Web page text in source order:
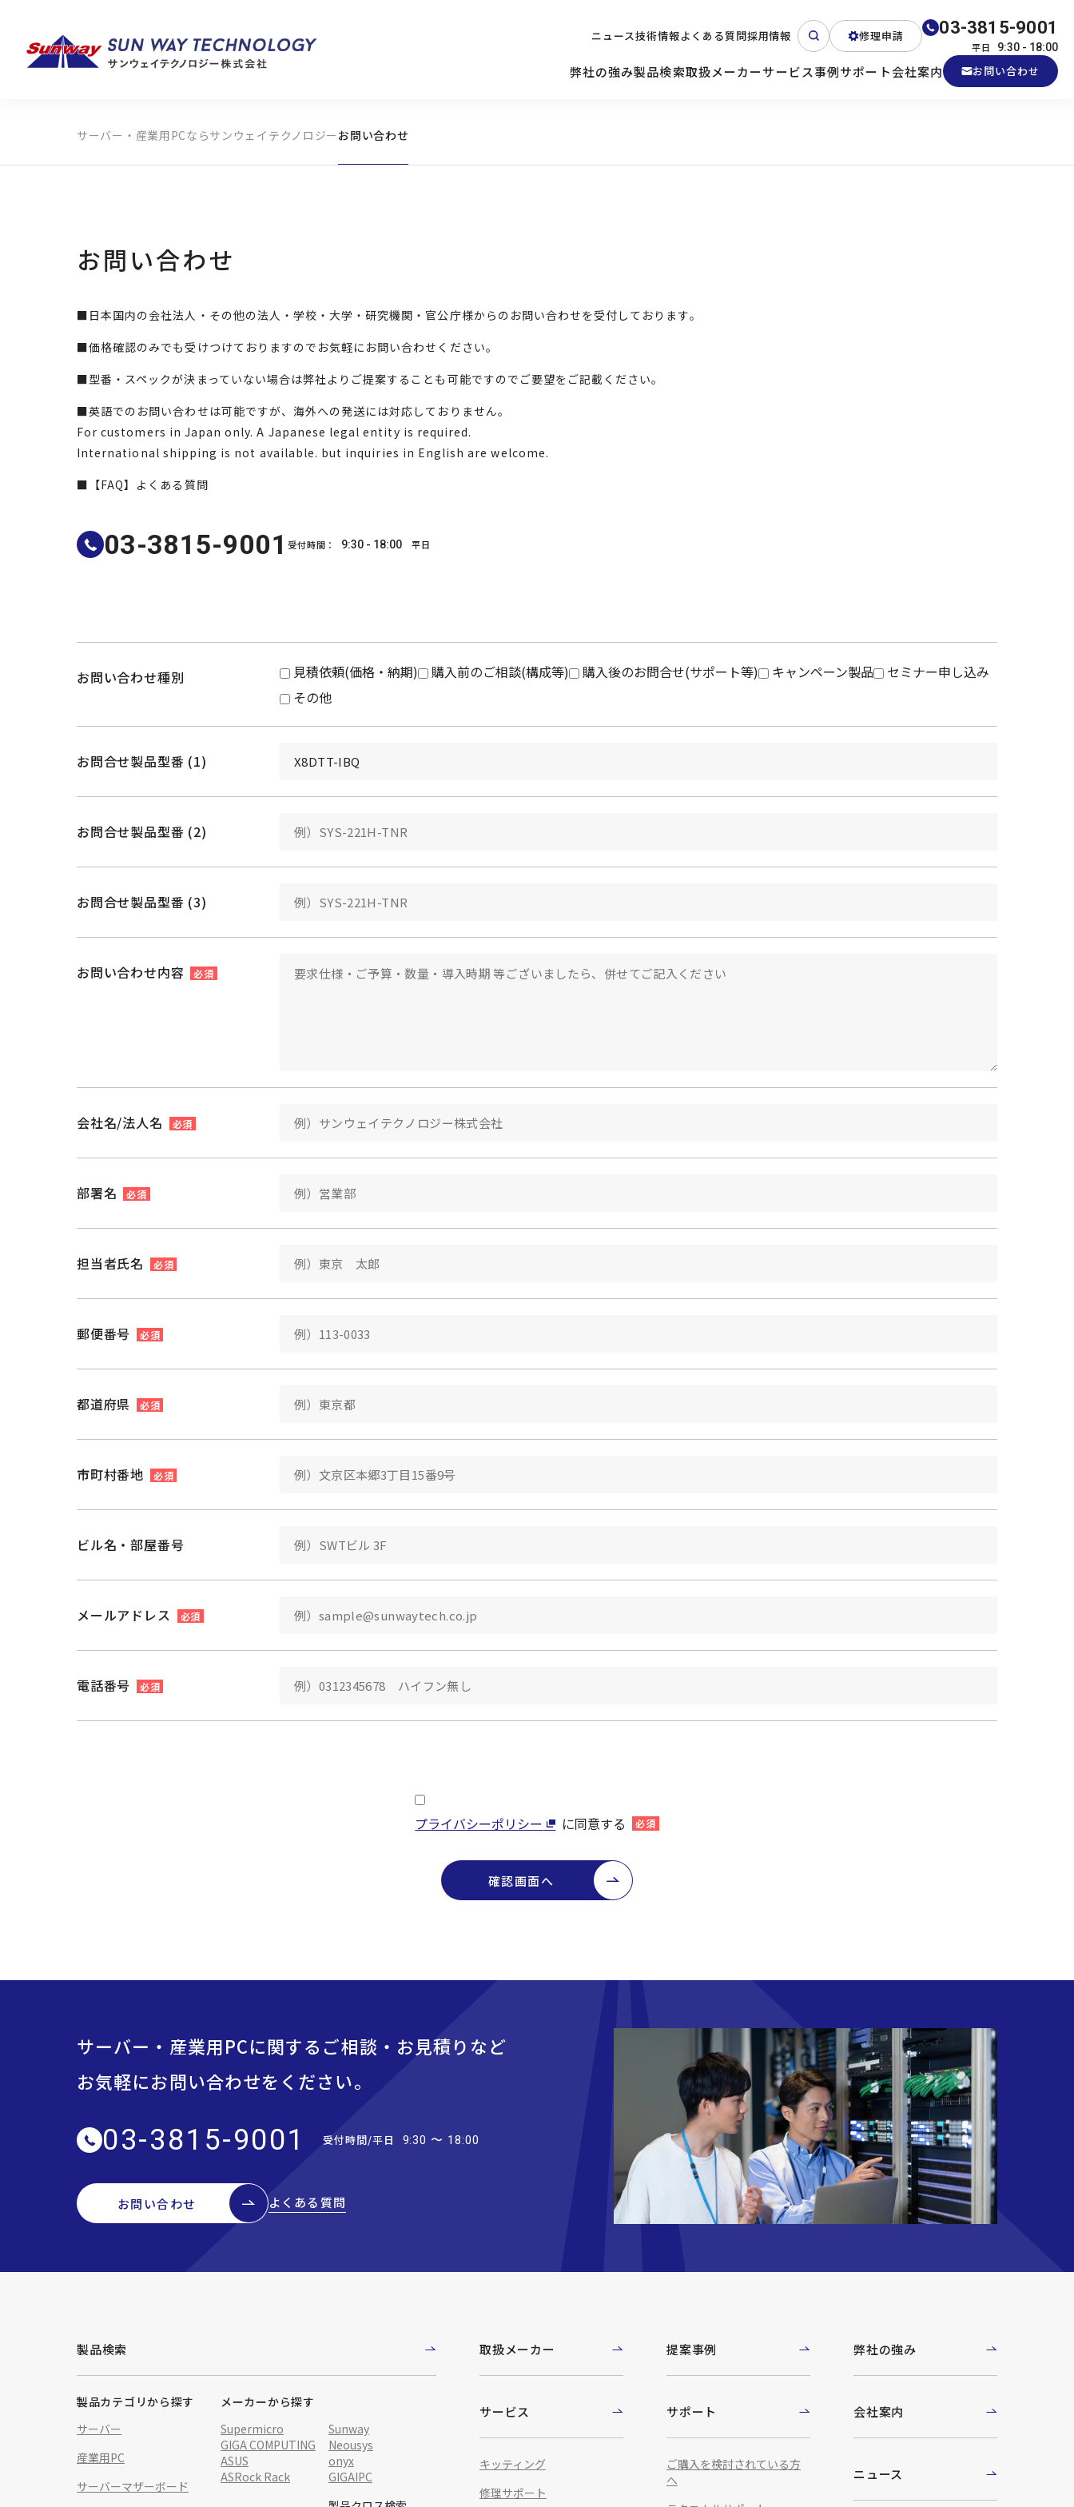
ニュース技術情報よくある質問採用情報 修理申請 03-3815-9001
平日 9:30 - 18:00
弊社の強み製品検索
製品カテゴリから探す
メーカーから探す
サーバー 産業用PC
取扱メーカーサービス事例サポート会社案内 お問い合わせ
サーバー・産業用PCならサンウェイテクノロジー お問い合わせ
お問い合わせ
■日本国内の会社法人・その他の法人・学校・大学・研究機関・官公庁様からのお問い合わせを受付しております。
■価格確認のみでも受けつけておりますのでお気軽にお問い合わせください。
■型番・スペックが決まっていない場合は弊社よりご提案することも可能ですのでご要望をご記載ください。
■英語でのお問い合わせは可能ですが、海外への発送には対応しておりません。
For customers in Japan only. A Japanese legal entity is required.
International shipping is not available. but inquiries in English are welcome.
■【FAQ】よくある質問
03-3815-9001 受付時間： 9:30 - 18:00 平日
お問い合わせ種別 見積依頼(価格・納期) 購入前のご相談(構成等) 購入後のお問合せ(サポート等) キャンペーン製品
セミナー申し込み
その他
お問合せ製品型番 (1)
お問合せ製品型番 (2)
お問合せ製品型番 (3)
お問い合わせ内容 必須
会社名/法人名 必須
部署名 必須
担当者氏名 必須
郵便番号 必須
都道府県 必須
市町村番地 必須
ビル名・部屋番号
メールアドレス 必須
電話番号 必須
プライバシーポリシー に同意する 必須
確認画面へ
サーバー・産業用PCに関するご相談・お見積りなど
お気軽にお問い合わせをください。
03-3815-9001 受付時間/平日 9:30 〜 18:00
お問い合わせ よくある質問
製品検索
製品カテゴリから探す
サーバー
産業用PC
サーバーマザーボード
メーカーから探す
Supermicro
Sunway
GIGA COMPUTING
Neousys
ASUS
onyx
ASRock Rack
GIGAIPC
取扱メーカー
サービス
キッティング
修理サポート
提案事例
サポート
ご購入を検討されている方
へ
弊社の強み
会社案内
ニュース